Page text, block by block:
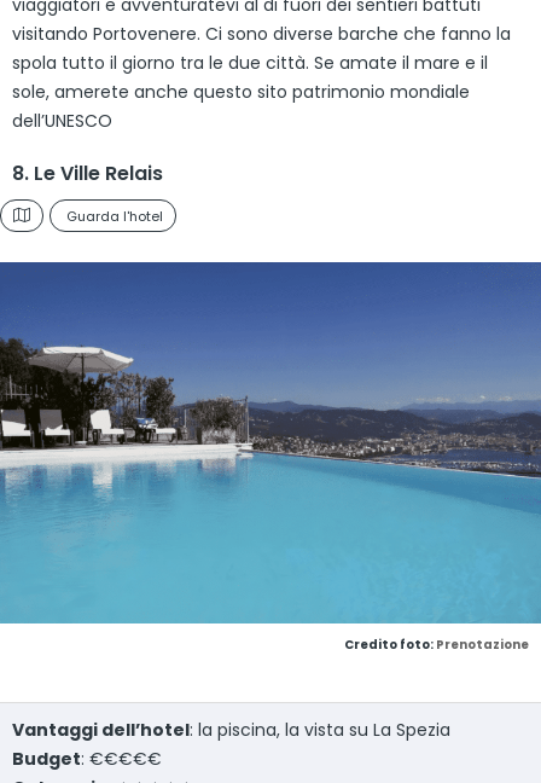
viaggiatori e avventuratevi al di fuori dei sentieri battuti
visitando Portovenere. Ci sono diverse barche che fanno la
spola tutto il giorno tra le due città. Se amate il mare e il
sole, amerete anche questo sito patrimonio mondiale
dell’UNESCO
8. Le Ville Relais
Guarda l'hotel
Credito foto: Prenotazione
Vantaggi dell’hotel: la piscina, la vista su La Spezia
Budget: €€€€€